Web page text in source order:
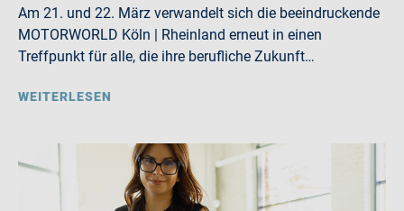
Am 21. und 22. März verwandelt sich die beeindruckende
MOTORWORLD Köln | Rheinland erneut in einen
Treffpunkt für alle, die ihre berufliche Zukunft…
WEITERLESEN